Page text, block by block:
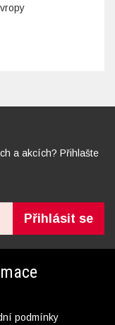
a akcích? Přihlašte
Přihlásit se
podmínky